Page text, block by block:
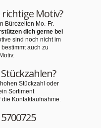
Motiv?
Bürozeiten Mo.-Fr.
dich gerne bei
sind noch nicht im
auch zu
Stückzahl oder
Sortiment
Kontaktaufnahme.